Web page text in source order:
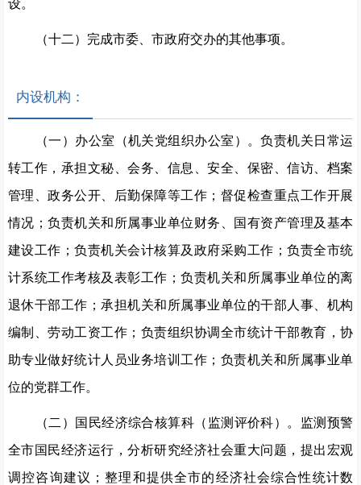
设。
（十二）完成市委、市政府交办的其他事项。
内设机构：
（一）办公室（机关党组织办公室）。负责机关日常运
转工作，承担文秘、会务、信息、安全、保密、信访、档案
管理、政务公开、后勤保障等工作；督促检查重点工作开展
情况；负责机关和所属事业单位财务、国有资产管理及基本
建设工作；负责机关会计核算及政府采购工作；负责全市统
计系统工作考核及表彰工作；负责机关和所属事业单位的离
退休干部工作；承担机关和所属事业单位的干部人事、机构
编制、劳动工资工作；负责组织协调全市统计干部教育，协
助专业做好统计人员业务培训工作；负责机关和所属事业单
位的党群工作。
（二）国民经济综合核算科（监测评价科）。监测预警
全市国民经济运行，分析研究经济社会重大问题，提出宏观
调控咨询建议；整理和提供全市的经济社会综合性统计数